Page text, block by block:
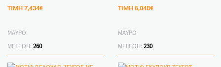
ΤΙΜΗ 7,434€
ΜΑΥΡΟ
ΜΕΓΕΘΗ: 260
ΤΙΜΗ 6,048€
ΜΑΥΡΟ
ΜΕΓΕΘΗ: 230